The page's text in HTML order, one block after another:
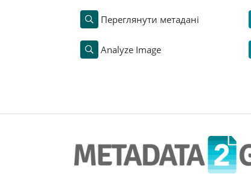
Переглянути метадані
Analyze Image